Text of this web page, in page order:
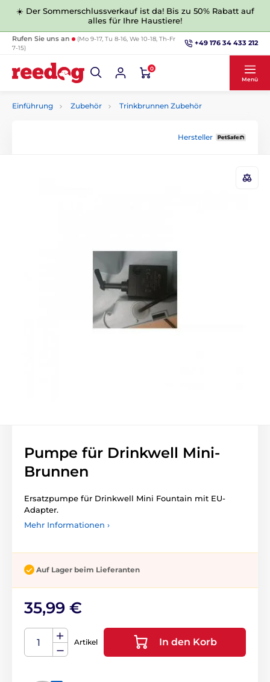
☀️ Der Sommerschlussverkauf ist da! Bis zu 50% Rabatt auf
alles für Ihre Haustiere!
Rufen Sie uns an
(Mo 9-17, Tu 8-16, We 10-18, Th-Fr
7-15)
+49 176 34 433 212
0
Menü
Einführung Zubehör Trinkbrunnen Zubehör
Hersteller
Pumpe für Drinkwell Mini-
Brunnen
Ersatzpumpe für Drinkwell Mini Fountain mit EU-
Adapter.
Mehr Informationen ›
Auf Lager beim Lieferanten
35,99 €
Artikel In den Korb